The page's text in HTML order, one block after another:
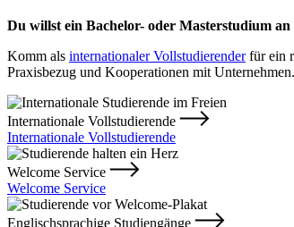
Du willst ein Bachelor- oder Masterstudium
Komm als internationaler Vollstudierenderfür ein
Praxisbezug und Kooperationen mit
Internationale Vollstudierende
Internationale Vollstudierende
Welcome Service
Welcome Service
Englischsprachige Studiengänge